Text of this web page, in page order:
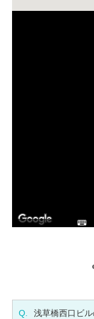
Q. 浅草橋西口ビ